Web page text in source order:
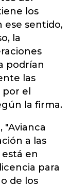
los
ese sentido,
la
podrían
las
el
la firma.
a las
en
para
de los